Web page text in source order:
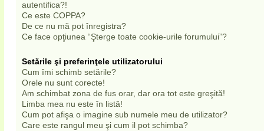
autentifica?!
Ce este COPPA?
De ce nu mă pot înregistra?
Ce face opţiunea “Şterge toate cookie-urile forumului”?
Setările şi preferinţele utilizatorului
Cum îmi schimb setările?
Orele nu sunt corecte!
Am schimbat zona de fus orar, dar ora tot este greşită!
Limba mea nu este în listă!
Cum pot afişa o imagine sub numele meu de utilizator?
Care este rangul meu şi cum il pot schimba?